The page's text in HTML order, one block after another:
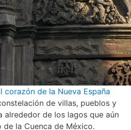
corazón de la Nueva España
de villas, pueblos y
alrededor de los lagos que aún
la Cuenca de México.